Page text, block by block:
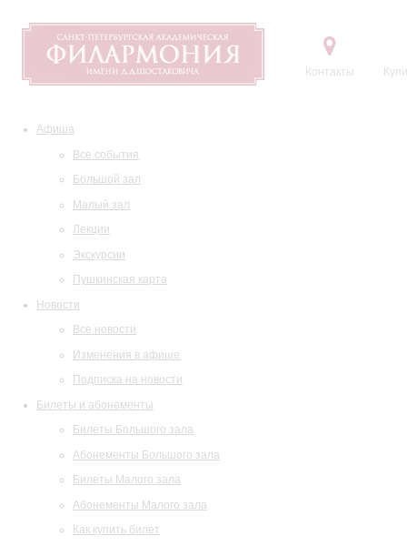
Контакты
Афиша
Все события
Большой зал
Малый зал
Лекции
Экскурсии
Пушкинская карта
Новости
Все новости
Изменения в афише
Подписка на новости
Билеты и абонементы
Билеты Большого зала
Абонементы Большого зала
Билеты Малого зала
Абонементы Малого зала
Как купить билет